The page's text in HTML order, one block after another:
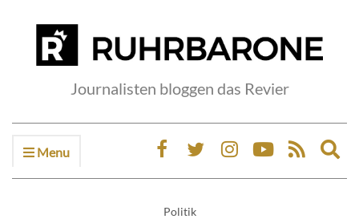
Journalisten bloggen das Revier
Menu
Politik